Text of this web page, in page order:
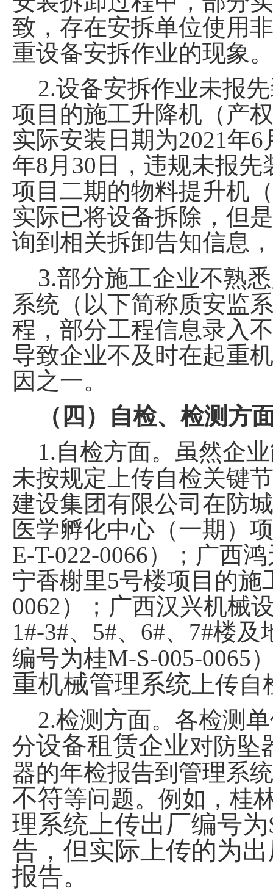
致，存在安拆单位使用
重设备安拆作业的现象。
2.设备安拆作业未报
项目的施工升降机（产
实际安装日期为2021年6
年8 月 30 日，违规未报
项目二期的物料提升机
实际已将设备拆除，但
询到相关拆卸告知信息
3.部分施工企业不熟悉
系统（以下简称质安监
程，部分工程信息录入
导致企业不及时在起重
因之一。
（四）自检、检测方
1.自检方面。虽然企
未按规定上传自检关键
建设集团有限公司在防
医学孵化中心（一期）
E-T-022-0066）；广西
宁香榭里5号楼项目的施
0062）；广西汉兴机械
1#-3#、 5#、 6#、 7#楼及
编号为桂M-S-005-0065
重机械管理系统 上传
2.检测方面。各检测
分设备租赁企业对防坠
器的年检报告到管理系统
不符等问题。例如，桂
理系统上传出厂编号为
告，但实际上传的为
报告。